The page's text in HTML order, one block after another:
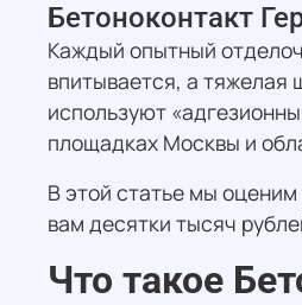
Бетоноконтакт
Каждый опытный
впитывается, а тяжелая
используют
площадках Москвы и
В этой статье мы
вам десятки тысяч
Что такое